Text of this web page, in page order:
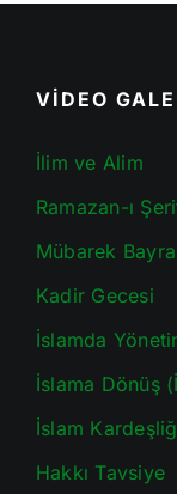
VİDEO
İlim ve Alim
Ramazan-ı
Mübarek
Kadir Gecesi
İslamda
İslama Dönüş
İslam
Hakkı Tavsiye